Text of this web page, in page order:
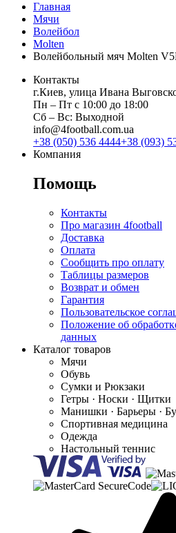
Главная
Мячи
Волейбол
Molten
Волейбольный мяч Molten
Контакты
г.Киев, улица Ивана
Пн ‒ Пт с 10:00 до 18:00
Сб ‒ Вс: Выходной
info@4football.com.ua
+38 (050) 536 4444+38 (093)
Компания
Помощь
Контакты
Про магазин 4football
Доставка
Оплата
Сообщить про оплату
Таблицы размеров
Возврат и обмен
Гарантия
Пользовательское
Положение об
данных
Каталог товаров
Мячи
Обувь
Сумки и Рюкзаки
Гетры · Носки · Щитки
Манишки · Барьеры ·
Спортивная медицина
Одежда
Настольный теннис